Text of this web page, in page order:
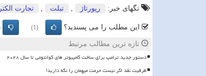
تگهای خبر: رپورتاژ تبلت تجارت
این مطلب را می پسندید؟ (1)
تازه ترین مطالب مرتبط
دستور جدید ترامپ برای ساخت کامپیوتر های کوانتومی تا سال ۲۰۲۸
ظرفیت نقد اگر نیست حرمت میهمان را نگه دارید!